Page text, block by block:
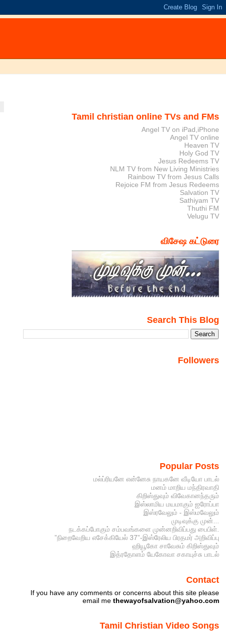
Tamil christian online TVs and FMs
Angel TV on iPad,iPhone
Angel TV online
Heaven TV
Holy God TV
Jesus Redeems TV
NLM TV from New Living Ministries
Rainbow TV from Jesus Calls
Rejoice FM from Jesus Redeems
Salvation TV
Sathiyam TV
Thuthi FM
Velugu TV
விசேஷ கட்டுரை
Search This Blog
Followers
Popular Posts
மல்ப்ரியனே என்னேசு நாயகனே வீடியோ பாடல்
மனம் மாறிய மந்திரவாதி
கிறிஸ்துவும் விவேகானந்தரும்
இஸ்லாமிய மயமாகும் ஐரோப்பா
இஸ்ரவேலும் - இஸ்மவேலும்
முடிவுக்கு முன்...
நடக்கப்போகும் சம்பவங்களை முன்னறிவிப்பது பைபிள்.
”நிறைவேறிய எசேக்கியேல் 37”-இஸ்ரேலிய பிரதமர் அறிவிப்பு
ஹியூகோ சாவேசும் கிறிஸ்துவும்
இத்ரதோளம் யேகோவா சகாயுச்சு பாடல்
Contact
If you have any comments or concerns about this site please
email me thewayofsalvation@yahoo.com
Tamil Christian Video Songs